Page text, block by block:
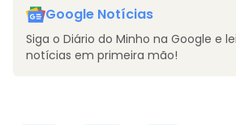
Google Notícias
Siga o Diário do Minho na Google e
notícias em primeira mão!